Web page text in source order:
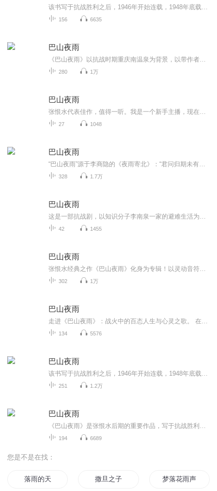
156 6635
巴山夜雨
280 1万
巴山夜雨
27 1048
巴山夜雨
328 1.7万
巴山夜雨
42 1455
巴山夜雨
302 1万
巴山夜雨
134 5576
巴山夜雨
251 1.2万
巴山夜雨
194 6689
您是不是在找：
落雨的天 撒旦之子 梦落花雨声